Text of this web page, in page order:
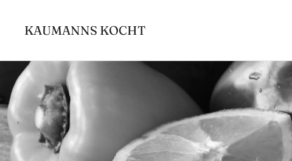
Inhalt
springen
KAUMANNS KOCHT